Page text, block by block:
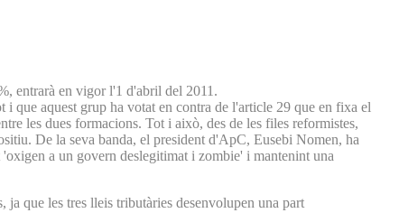
entrarà en vigor l'1 d'abril del 2011.
que aquest grup ha votat en contra de l'article 29 que en fixa el
les dues formacions. Tot i això, des de les files reformistes,
De la seva banda, el president d'ApC, Eusebi Nomen, ha
a un govern deslegitimat i zombie' i mantenint una
ja que les tres lleis tributàries desenvolupen una part